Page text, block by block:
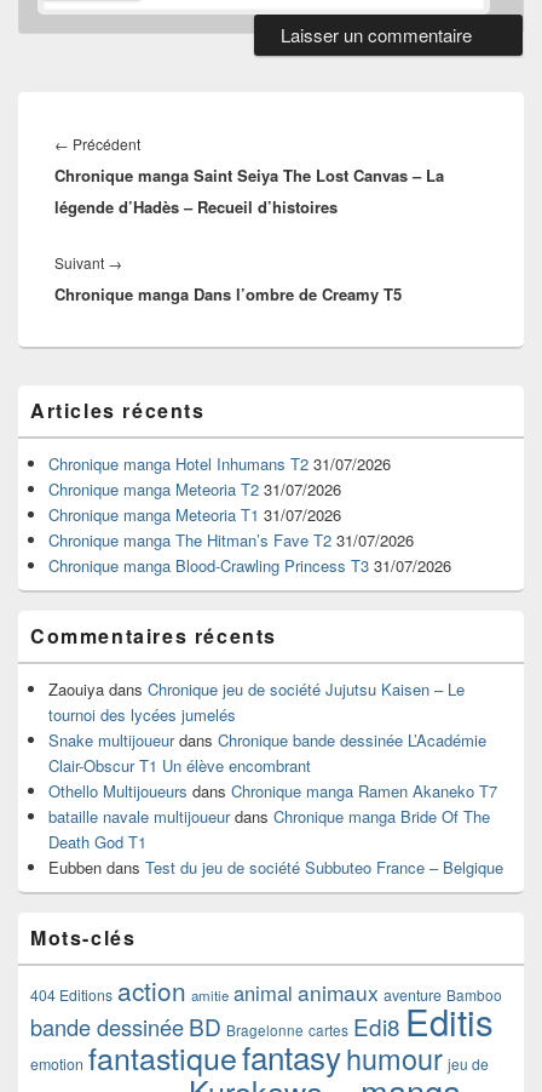
de
l’article
← PrécédentArticle
précédent :
Chronique manga Saint Seiya The Lost Canvas – La
légende d’Hadès – Recueil d’histoires
Suivant →
suivant :
Chronique manga Dans l’ombre de Creamy T5
principale
de
widget
pour
barre
latérale
Articles récents
Chronique manga Hotel Inhumans T2 31/07/2026
Chronique manga Meteoria T2 31/07/2026
Chronique manga Meteoria T1 31/07/2026
Chronique manga The Hitman’s Fave T2 31/07/2026
Chronique manga Blood-Crawling Princess T3 31/07/2026
Commentaires récents
Zaouiya dans Chronique jeu de société Jujutsu Kaisen – Le
tournoi des lycées jumelés
Snake multijoueurdans Chronique bande dessinée L’Académie
Clair-Obscur T1 Un élève encombrant
Othello Multijoueurs dans Chronique manga Ramen Akaneko T7
bataille navale multijoueurdans Chronique manga Bride Of The
Death God T1
Eubben dans Test du jeu de société Subbuteo France – Belgique
Mots-clés
404 Editions action amitie animal animaux aventure Bamboo
bande dessinéeBD Bragelonne cartes Edi8 Editis
emotion fantastiquefantasyhumour jeu de